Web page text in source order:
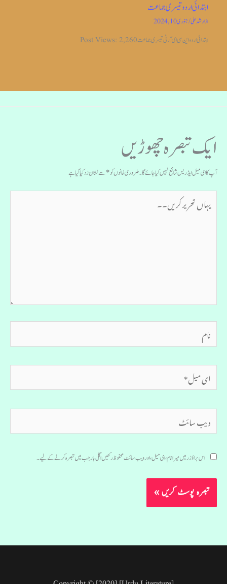
ابتدائی اردو تیسری جماعت
ازارشد علی/جنوری 10, 2024
ابتدائی اردو این سی ای آر ٹی تیسری جماعت Post Views: 2,260
ایک تبصرہ چھوڑیں
آپ کا ای میل ایڈریس شائع نہیں کیا جائے گا۔ضروری خانوں کو*سے نشان زد کیا گیا ہے
تحریر
میل*
سائٹ
اس براؤزر میں میرا نام، ای میل، اور ویب سائٹ محفوظ رکھیں اگلی بار جب میں تبصرہ کرنے کےلیے۔